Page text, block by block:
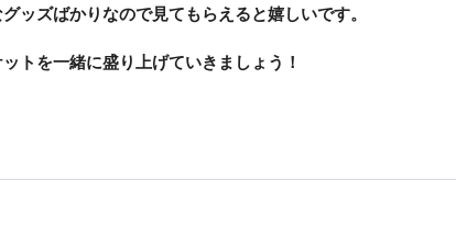
ッズばかりなので見てもらえると嬉しいです。
トを一緒に盛り上げていきましょう！